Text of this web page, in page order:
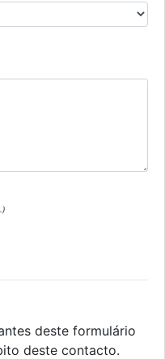
deste formulário
deste contacto.